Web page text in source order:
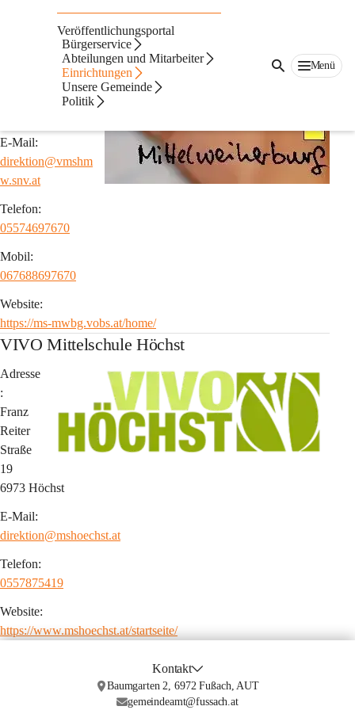
Veröffentlichungsportal
Bürgerservice
Abteilungen und Mitarbeiter
Einrichtungen
Unsere Gemeinde
Politik
Menü
Mittelschulen
Mittelschule Hard Mittelweiherburg
Flurstraße 12
E-Mail:
direktion@vmshm
w.snv.at
Telefon:
05574697670
Mobil:
067688697670
Website:
https://ms-mwbg.vobs.at/home/
VIVO Mittelschule Höchst
Adresse
:
Franz
Reiter
Straße
19
6973 Höchst
E-Mail:
direktion@mshoechst.at
Telefon:
0557875419
Website:
https://www.mshoechst.at/startseite/
Kontakt
Baumgarten 2, 6972 Fußach, AUT
gemeindeamt@fussach.at